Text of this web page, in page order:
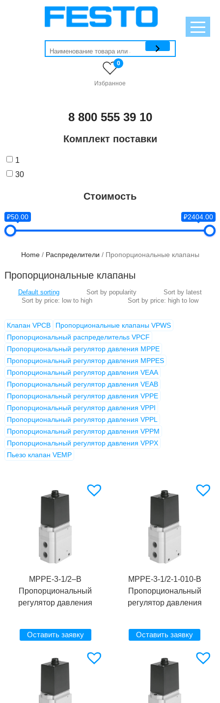
Избранное
0
8 800 555 39 10
Комплект поставки
1
30
Стоимость
₽50.00 ₽2404.00
Home/ Распределители / Пропорциональные клапаны
Пропорциональные клапаны
Клапан VPCB
Пропорциональные клапаны VPWS
Пропорциональный распределительs VPCF
Пропорциональный регулятор давления MPPE
Пропорциональный регулятор давления MPPES
Пропорциональный регулятор давления VEAA
Пропорциональный регулятор давления VEAB
Пропорциональный регулятор давления VPPE
Пропорциональный регулятор давления VPPI
Пропорциональный регулятор давления VPPL
Пропорциональный регулятор давления VPPM
Пропорциональный регулятор давления VPPX
Пьезо клапан VEMP
MPPE-3-1/2–B
Пропорциональный
регулятор давления
Оставить заявку
MPPE-3-1/2-1-010-B
Пропорциональный
регулятор давления
Оставить заявку